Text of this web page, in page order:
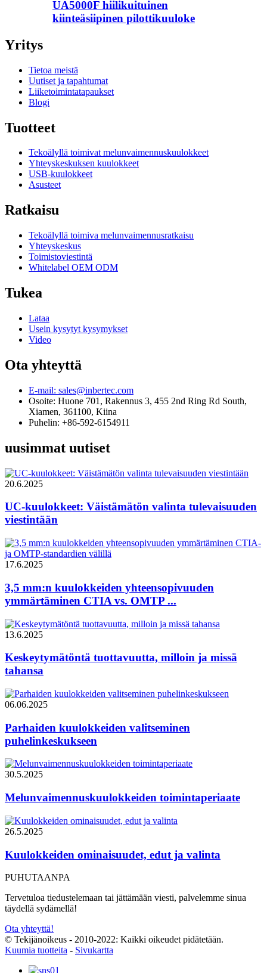
UA5000F hiilikuituinen
kiinteäsiipinen pilottikuuloke
Yritys
Tietoa meistä
Uutiset ja tapahtumat
Liiketoimintatapaukset
Blogi
Tuotteet
Tekoälyllä toimivat melunvaimennuskuulokkeet
Yhteyskeskuksen kuulokkeet
USB-kuulokkeet
Asusteet
Ratkaisu
Tekoälyllä toimiva melunvaimennusratkaisu
Yhteyskeskus
Toimistoviestintä
Whitelabel OEM ODM
Tukea
Lataa
Usein kysytyt kysymykset
Video
Ota yhteyttä
E-mail: sales@inbertec.com
Osoite: Huone 701, Rakennus 3, 455 2nd Ring Rd South,
Xiamen, 361100, Kiina
Puhelin: +86-592-6154911
uusimmat uutiset
20.6.2025
UC-kuulokkeet: Väistämätön valinta tulevaisuuden
viestintään
17.6.2025
3,5 mm:n kuulokkeiden yhteensopivuuden
ymmärtäminen CTIA vs. OMTP ...
13.6.2025
Keskeytymätöntä tuottavuutta, milloin ja missä
tahansa
06.06.2025
Parhaiden kuulokkeiden valitseminen
puhelinkeskukseen
30.5.2025
Melunvaimennuskuulokkeiden toimintaperiaate
26.5.2025
Kuulokkeiden ominaisuudet, edut ja valinta
PUHUTAANPA
Tervetuloa tiedustelemaan tai jättämään viesti, palvelemme sinua
täydellä sydämellä!
Ota yhteyttä!
© Tekijänoikeus - 2010-2022: Kaikki oikeudet pidätetään.
Kuumia tuotteita - Sivukartta